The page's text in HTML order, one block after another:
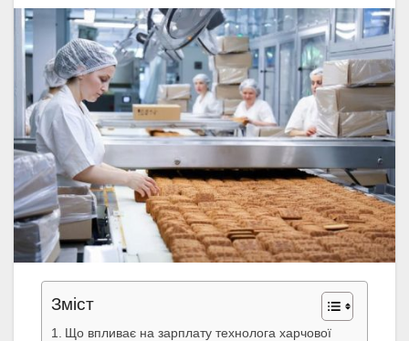
Зміст
Що впливає на зарплату технолога харчової